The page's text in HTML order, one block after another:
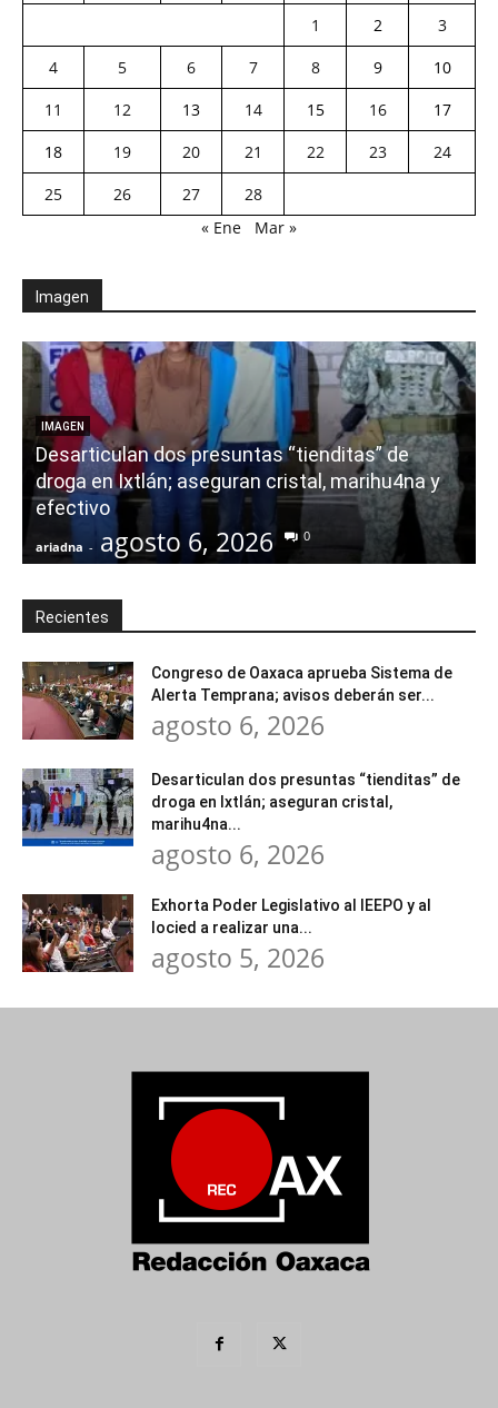
1 2
3
4
5 6 7 8 9
10
11
12 13 14 15 16
17
18
19 20 21 22 23
24
25
26 27
28
« Ene
Mar »
Imagen
IMAGEN
Desarticulan dos presuntas “tienditas” de
droga en Ixtlán; aseguran cristal, marihu4na y
efectivo
ariadna - agosto 6, 2026 0
Recientes
Congreso de Oaxaca aprueba Sistema de
Alerta Temprana; avisos deberán ser...
agosto 6, 2026
Desarticulan dos presuntas “tienditas” de
droga en Ixtlán; aseguran cristal,
marihu4na...
agosto 6, 2026
Exhorta Poder Legislativo al IEEPO y al
Iocied a realizar una...
agosto 5, 2026